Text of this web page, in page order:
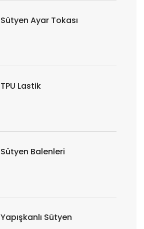
Sütyen Ayar Tokası
TPU Lastik
Sütyen Balenleri
Yapışkanlı Sütyen